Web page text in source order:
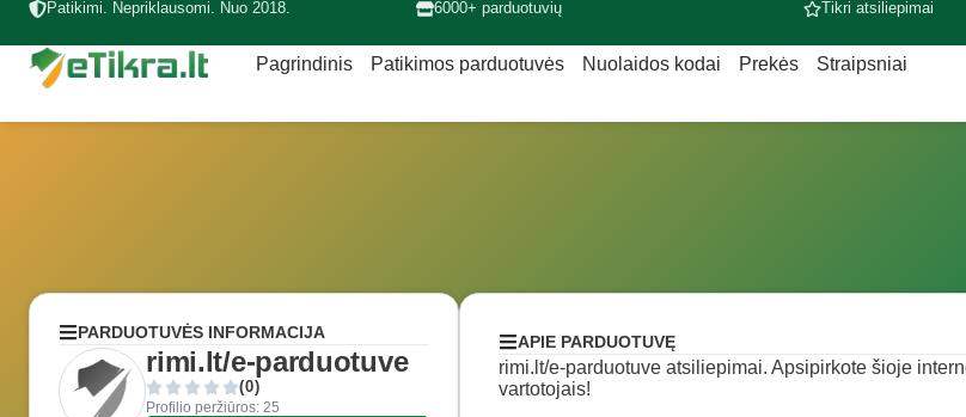
Patikimi. Nepriklausomi. Nuo 2018. 6000+ parduotuvių Tikri atsiliepimai
Pagrindinis Patikimos parduotuvės Nuolaidos kodai Prekės Straipsniai
PARDUOTUVĖS INFORMACIJA
rimi.lt/e-parduotuve
(0)
Profilio peržiūros: 25
APIE PARDUOTUVĘ
rimi.lt/e-parduotuve atsiliepimai. Apsipirkote šioje
vartotojais!